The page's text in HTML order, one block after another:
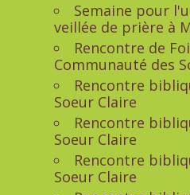
Semaine pour
veillée de prière à
Rencontre de
Communauté des
Rencontre
Soeur Claire
Rencontre
Soeur Claire
Rencontre
Soeur Claire